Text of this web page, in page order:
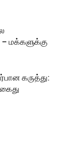
மக்களுக்கு
கருத்து: